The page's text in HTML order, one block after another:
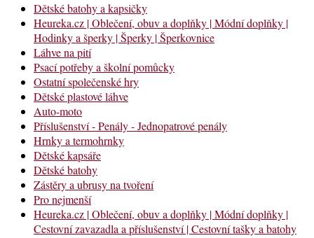
Dětské batohy a kapsičky
Heureka.cz | Oblečení, obuv a doplňky | Módní doplňky |
Hodinky a šperky | Šperky | Šperkovnice
Láhve na pití
Psací potřeby a školní pomůcky
Ostatní společenské hry
Dětské plastové láhve
Auto-moto
Příslušenství - Penály - Jednopatrové penály
Hrnky a termohrnky
Dětské kapsáře
Dětské batohy
Zástěry a ubrusy na tvoření
Pro nejmenší
Heureka.cz | Oblečení, obuv a doplňky | Módní doplňky |
Cestovní zavazadla a příslušenství | Cestovní tašky a batohy